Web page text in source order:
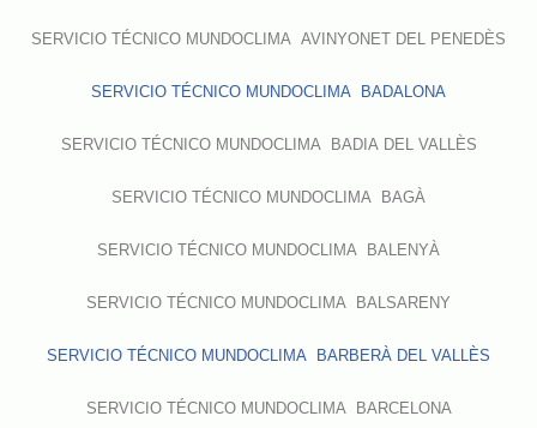
SERVICIO TÉCNICO MUNDOCLIMA AVINYONET DEL PENEDÈS
SERVICIO TÉCNICO MUNDOCLIMA BADALONA
SERVICIO TÉCNICO MUNDOCLIMA BADIA DEL VALLÈS
SERVICIO TÉCNICO MUNDOCLIMA BAGÀ
SERVICIO TÉCNICO MUNDOCLIMA BALENYÀ
SERVICIO TÉCNICO MUNDOCLIMA BALSARENY
SERVICIO TÉCNICO MUNDOCLIMA BARBERÀ DEL VALLÈS
SERVICIO TÉCNICO MUNDOCLIMA BARCELONA